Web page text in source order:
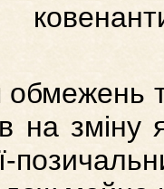
обмежень
на зміну